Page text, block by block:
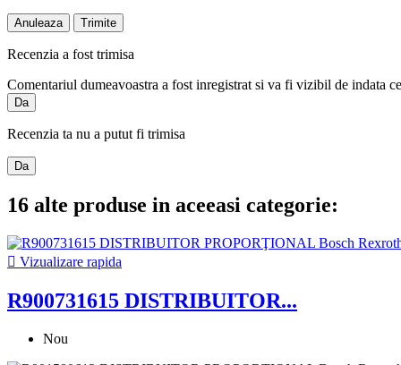
Anuleaza Trimite
Recenzia a fost trimisa
Comentariul dumeavoastra a fost inregistrat si va fi vizibil de indata
Da
Recenzia ta nu a putut fi trimisa
Da
16 alte produse in aceeasi categorie:
 Vizualizare rapida
R900731615 DISTRIBUITOR...
Nou